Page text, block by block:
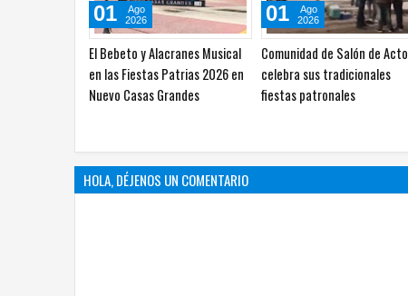
Imparten taller de apoyo
emocional a mujeres víctimas
de violencia familiar
03
Ago
2026
Moscas estériles contra
gusano barrenador no pueden
identificarse a simple vista
03
Ago
2026
HOLA, DÉJENOS UN COMENTARIO